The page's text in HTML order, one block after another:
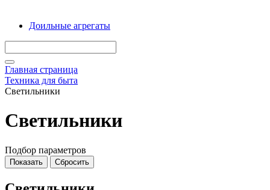
Доильные агрегаты
Главная страница
Техника для быта
Светильники
Светильники
Подбор параметров